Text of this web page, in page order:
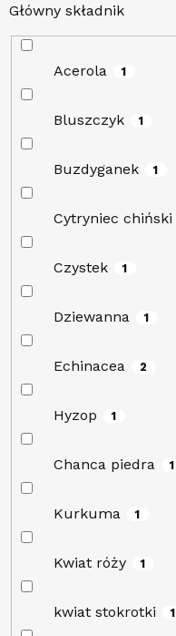
Główny składnik
Acerola 1
Bluszczyk 1
Buzdyganek 1
Cytryniec chiński
Czystek 1
Dziewanna 1
Echinacea 2
Hyzop 1
Chanca piedra 1
Kurkuma 1
Kwiat róży 1
kwiat stokrotki 1